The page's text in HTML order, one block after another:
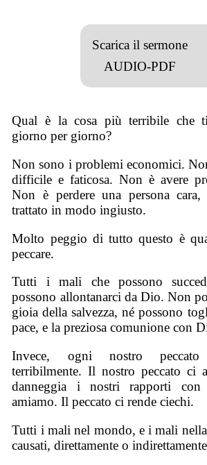
Scarica il sermone
AUDIO-PDF
Qual è la cosa più terribile che
giorno per giorno?
Non sono i problemi economici.
difficile e faticosa. Non è avere
Non è perdere una persona
trattato in modo ingiusto.
Molto peggio di tutto questo è
peccare.
Tutti i mali che possono
possono allontanarci da Dio. Non
gioia della salvezza, né possono
pace, e la preziosa comunione con
Invece, ogni nostro
terribilmente. Il nostro peccato ci
danneggia i nostri rapporti con
amiamo. Il peccato ci rende ciechi.
Tutti i mali nel mondo, e i mali
causati, direttamente o